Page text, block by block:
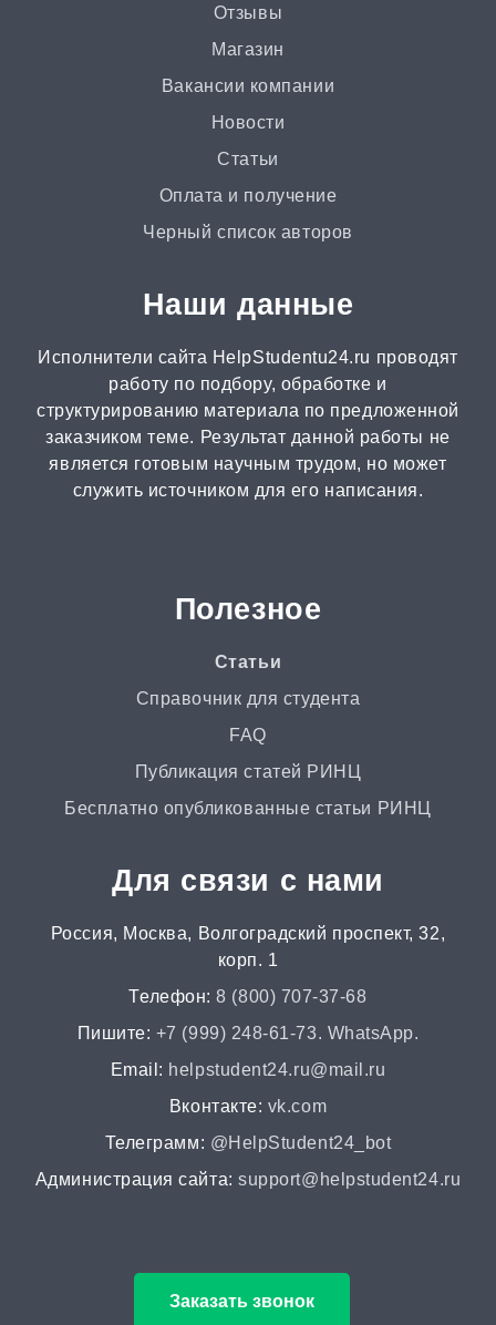
от 2 часов | от 500 ₽
от 3 часов | от 500 ₽
от 2 часов | от 300 ₽
Рецензия
от 2 часов | от 500 ₽
Монография
2 часа | от 1000 ₽
от 3 дней | от 5000 ₽
от 1 дня | от 700 ₽
Маркетинговое исследование
от 4 часов | от 500 ₽
от 2 часов | от 500 ₽
Аннотация
от 2 часов | от 400 ₽
НИР
от 2 часов | от 5000 ₽
Кандидатская диссертация
Отзывы
Магазин
Вакансии компании
Новости
Статьи
Оплата и получение
Черный список авторов
Наши данные
Исполнители сайта HelpStudentu24.ru проводят
работу по подбору, обработке и
структурированию материала по предложенной
заказчиком теме. Результат данной работы не
является готовым научным трудом, но может
служить источником для его написания.
Полезное
Статьи
Справочник для студента
FAQ
Публикация статей РИНЦ
Бесплатно опубликованные статьи РИНЦ
Для связи с нами
Россия, Москва, Волгоградский проспект, 32,
корп. 1
Телефон:8 (800) 707-37-68
Пишите: +7 (999) 248-61-73. WhatsApp.
Email: helpstudent24.ru@mail.ru
Вконтакте: vk.com
Телеграмм: @HelpStudent24_bot
Администрация сайта:support@helpstudent24.ru
Заказать звонок